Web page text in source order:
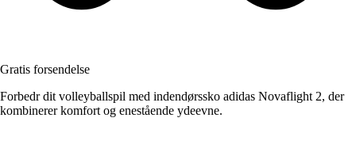
Gratis forsendelse
Forbedr dit volleyballspil med indendørssko adidas Novaflight 2, der
kombinerer komfort og enestående ydeevne.